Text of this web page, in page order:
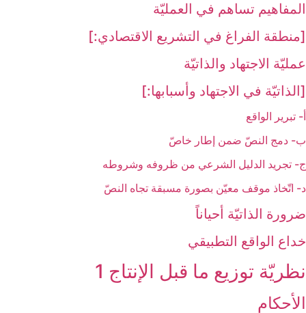
المفاهيم تساهم في العمليّة
[منطقة الفراغ في التشريع الاقتصادي:]
عمليّة الاجتهاد والذاتيّة
[الذاتيّة في الاجتهاد وأسبابها:]
أ- تبرير الواقع‏
ب- دمج النصّ ضمن إطار خاصّ
ج- تجريد الدليل الشرعي من ظروفه وشروطه
د- اتّخاذ موقف معيّن بصورة مسبقة تجاه النصّ
ضرورة الذاتيّة أحياناً
خداع الواقع التطبيقي
نظريّة توزيع ما قبل الإنتاج 1
الأحكام‏